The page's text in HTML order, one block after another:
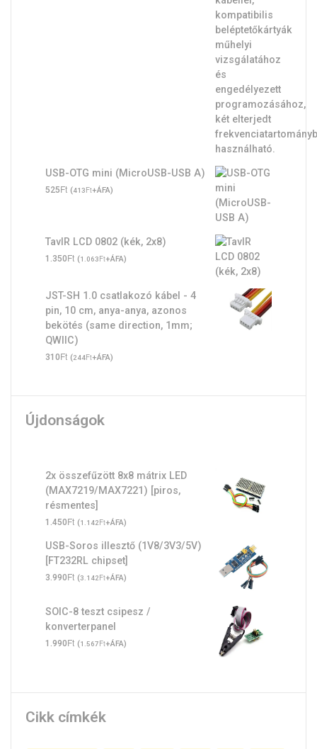
USB-OTG mini (MicroUSB-USB A)
525Ft (413Ft+ÁFA)
TavIR LCD 0802 (kék, 2x8)
1.350Ft (1.063Ft+ÁFA)
JST-SH 1.0 csatlakozó kábel - 4
pin, 10 cm, anya-anya, azonos
bekötés (same direction, 1mm;
QWIIC)
310Ft (244Ft+ÁFA)
Újdonságok
2x összefűzött 8x8 mátrix LED
(MAX7219/MAX7221) [piros,
résmentes]
1.450Ft (1.142Ft+ÁFA)
USB-Soros illesztő (1V8/3V3/5V)
[FT232RL chipset]
3.990Ft (3.142Ft+ÁFA)
SOIC-8 teszt csipesz /
konverterpanel
1.990Ft (1.567Ft+ÁFA)
Cikk címkék